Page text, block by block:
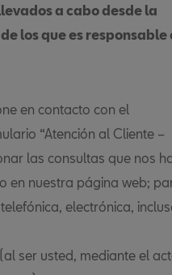
a cabo desde la
los que es responsable
en contacto con el
“Atención al Cliente –
las consultas que nos
en nuestra página web;
electrónica,
ser usted, mediante el